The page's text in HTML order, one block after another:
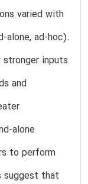
varied with
ad-hoc).
inputs
and
alone
to perform
suggest that